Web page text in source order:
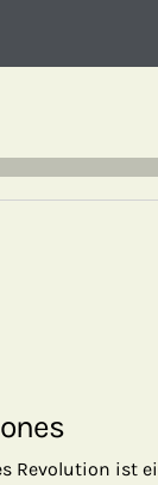
Revolution ist